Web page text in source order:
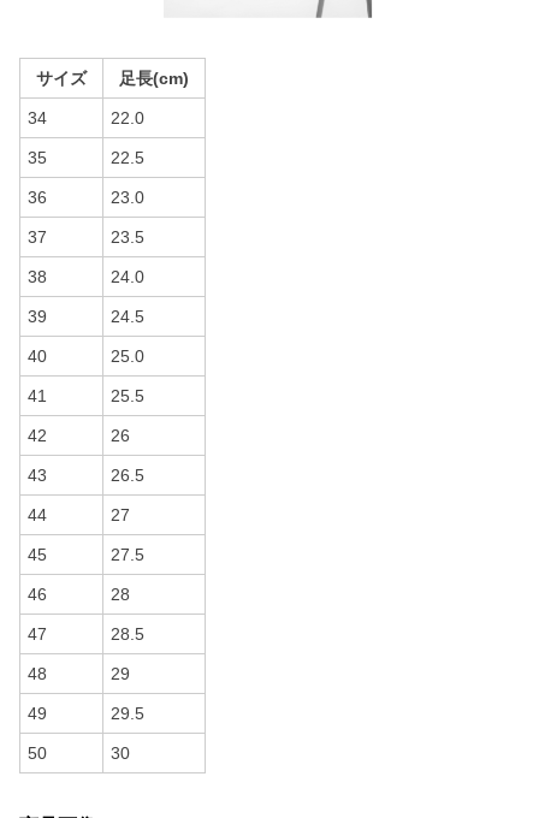
サイズ 足長(cm)
34 22.0
35 22.5
36 23.0
37 23.5
38 24.0
39 24.5
40 25.0
41 25.5
42 26
43 26.5
44 27
45 27.5
46 28
47 28.5
48 29
49 29.5
50 30